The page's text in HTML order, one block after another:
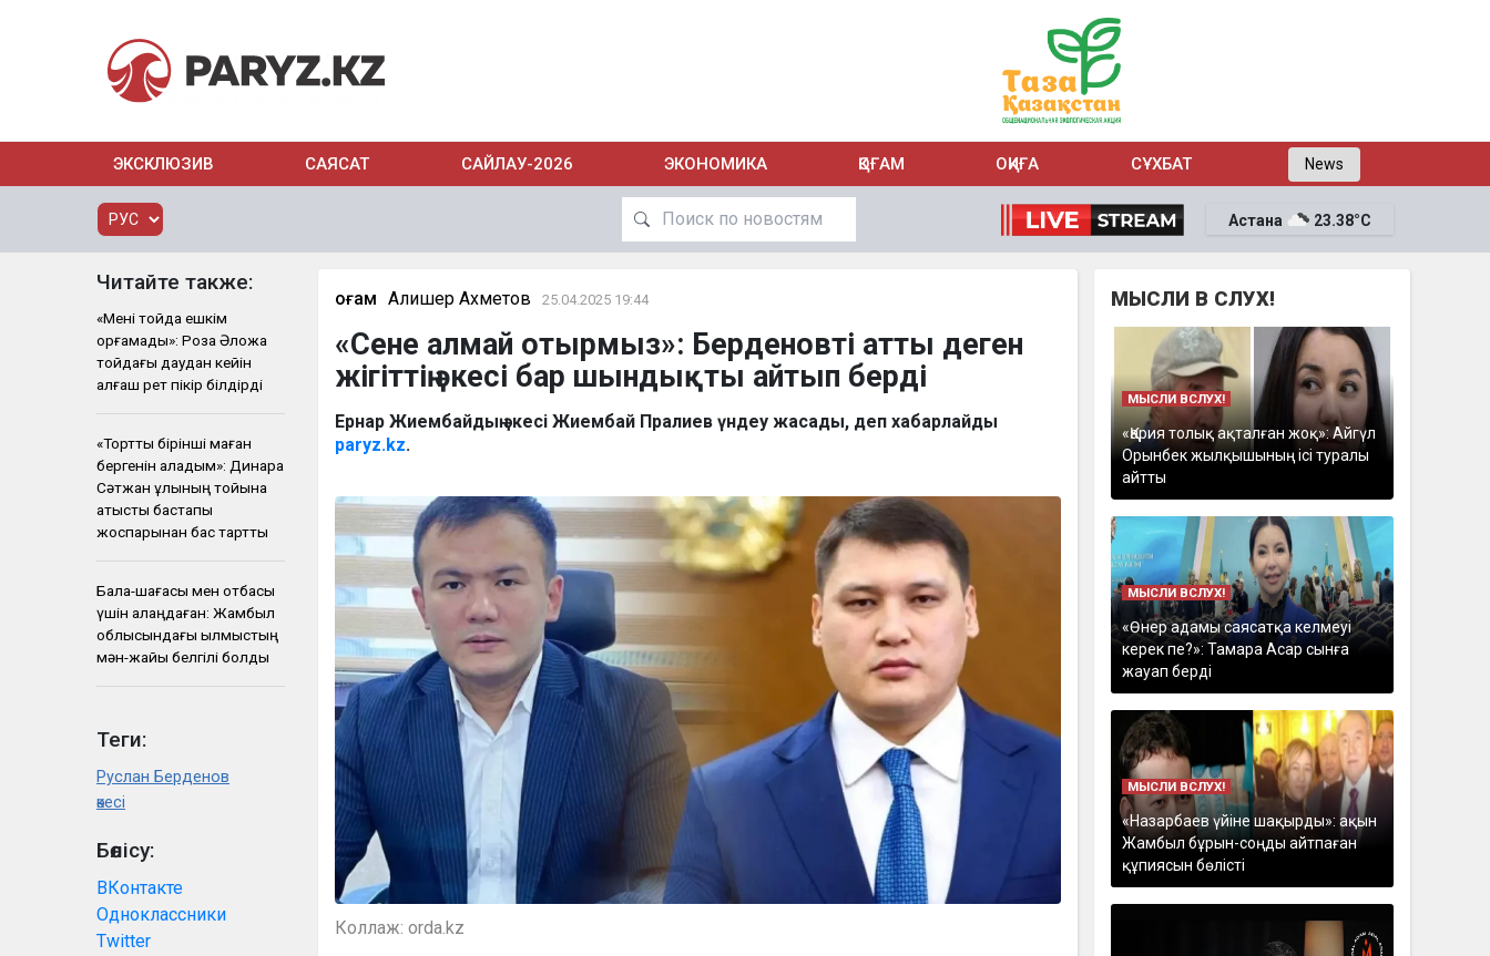
ЭКСКЛЮЗИВ САЯСАТ САЙЛАУ-2026 ЭКОНОМИКА ҚОҒАМ ОҚИҒА СҰХБАТ News
Астана 23.38°C
Читайте также:
«Мені тойда ешкім
қорғамады»: Роза Әлқожа
тойдағы даудан кейін
алғаш рет пікір білдірді
«Тортты бірінші маған
бергенін қаладым»: Динара
Сәтжан ұлының тойына
қатысты бастапқы
жоспарынан бас тартты
Бала-шағасы мен отбасы
үшін алаңдаған: Жамбыл
облысындағы қылмыстың
мән-жайы белгілі болды
Теги:
Руслан Берденов
әкесі
Бөлісу:
ВКонтакте
Одноклассники
Twitter
Қоғам Алишер Ахметов 25.04.2025 19:44
«Сене алмай отырмыз»: Берденовті атты деген
жігіттің әкесі бар шындықты айтып берді
Ернар Жиембайдың әкесі Жиембай Пралиев үндеу жасады, деп хабарлайды
paryz.kz.
Коллаж: orda.kz
МЫСЛИ В СЛУХ!
МЫСЛИ ВСЛУХ!
«Қария толық ақталған жоқ»: Айгүл
Орынбек жылқышының ісі туралы
айтты
МЫСЛИ ВСЛУХ!
«Өнер адамы саясатқа келмеуі
керек пе?»: Тамара Асар сынға
жауап берді
МЫСЛИ ВСЛУХ!
«Назарбаев үйіне шақырды»: ақын
Жамбыл бұрын-соңды айтпаған
құпиясын бөлісті